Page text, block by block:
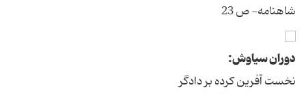
شاهنامه- ص 23
دوران سیاوش:
نخست آفرین کرده بر دادگر